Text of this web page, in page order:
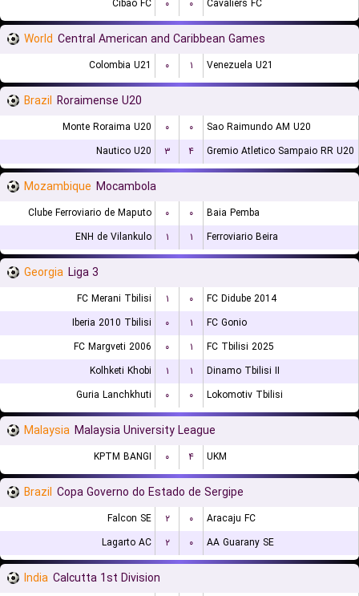
Cibao FC ۰ ۰ Cavaliers FC
World Central American and Caribbean Games
Colombia U21 ۰ ۱ Venezuela U21
Brazil Roraimense U20
Monte Roraima U20 ۰ ۰
Sao Raimundo AM U20
Nautico U20
۳ ۴ Gremio Atletico Sampaio RR U20
Mozambique Mocambola
Clube Ferroviario de Maputo ۰ ۰
Baia Pemba
ENH de Vilankulo
۱ ۱ Ferroviario Beira
Georgia Liga 3
FC Merani Tbilisi ۱ ۰
FC Didube 2014
Iberia 2010 Tbilisi
۰ ۱
FC Gonio
FC Margveti 2006
۰ ۱
FC Tbilisi 2025
Kolhketi Khobi
۱ ۱
Dinamo Tbilisi II
Guria Lanchkhuti
۰ ۰ Lokomotiv Tbilisi
Malaysia Malaysia University League
KPTM BANGI ۰ ۴ UKM
Brazil Copa Governo do Estado de Sergipe
Falcon SE ۲ ۰
Aracaju FC
Lagarto AC
۲ ۰ AA Guarany SE
India Calcutta 1st Division